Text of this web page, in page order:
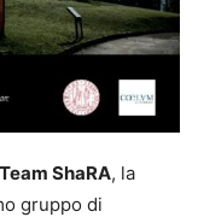
Team ShaRA, la
gruppo di